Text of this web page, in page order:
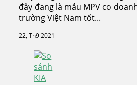
đây đang là mẫu MPV co
trường Việt Nam tốt...
22, Th9 2021